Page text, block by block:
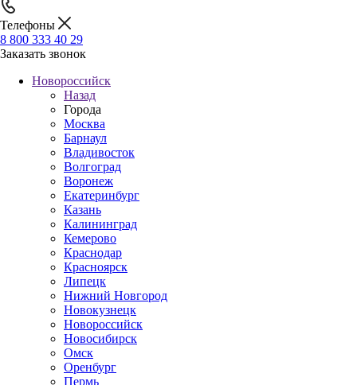
Телефоны
8 800 333 40 29
Заказать звонок
Новороссийск
Назад
Города
Москва
Барнаул
Владивосток
Волгоград
Воронеж
Екатеринбург
Казань
Калининград
Кемерово
Краснодар
Красноярск
Липецк
Нижний Новгород
Новокузнецк
Новороссийск
Новосибирск
Омск
Оренбург
Пермь